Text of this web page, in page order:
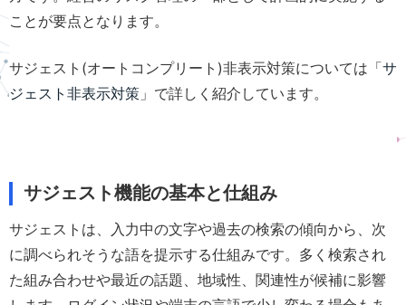
ことが要点となります。
サジェスト(オートコンプリート)非表示対策については「サ
ジェスト非表示対策 」で詳しく紹介しています。
サジェスト機能の基本と仕組み
サジェストは、入力中の文字や過去の検索の傾向から、次
に調べられそうな語を提示する仕組みです。多く検索され
た組み合わせや最近の話題、地域性、関連性が候補に影響